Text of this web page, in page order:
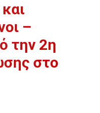
–
την 2η
στο